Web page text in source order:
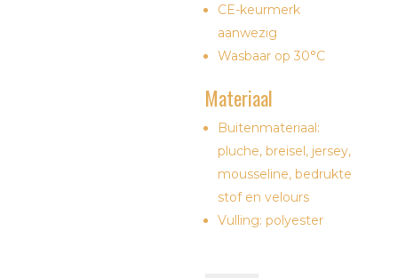
CE-keurmerk
aanwezig
Wasbaar op 30°C
Materiaal
Buitenmateriaal:
pluche, breisel, jersey,
mousseline, bedrukte
stof en velours
Vulling: polyester